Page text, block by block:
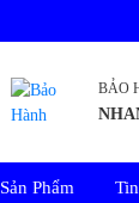
BẢO
Sản Phẩm